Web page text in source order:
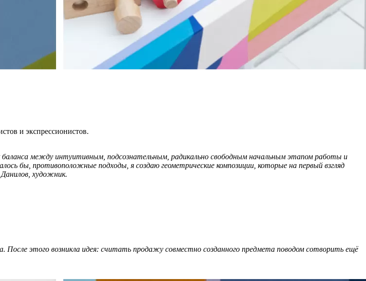
и экспрессионистов.
между интуитивным, подсознательным, радикально свободным начальным этапом работы и
бы, противоположные подходы, я создаю геометрические композиции, которые на первый взгляд
художник.
После этого возникла идея: считать продажу совместно созданного предмета поводом сотворить ещё